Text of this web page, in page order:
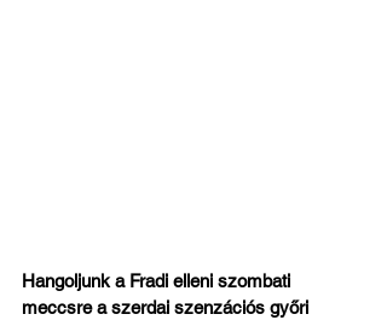
Hangoljunk a Fradi elleni szombati
meccsre a szerdai szenzációs győri